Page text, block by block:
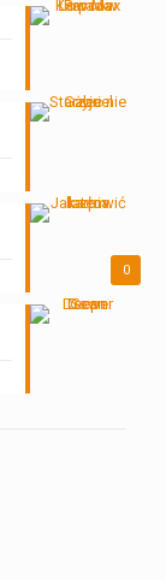
0